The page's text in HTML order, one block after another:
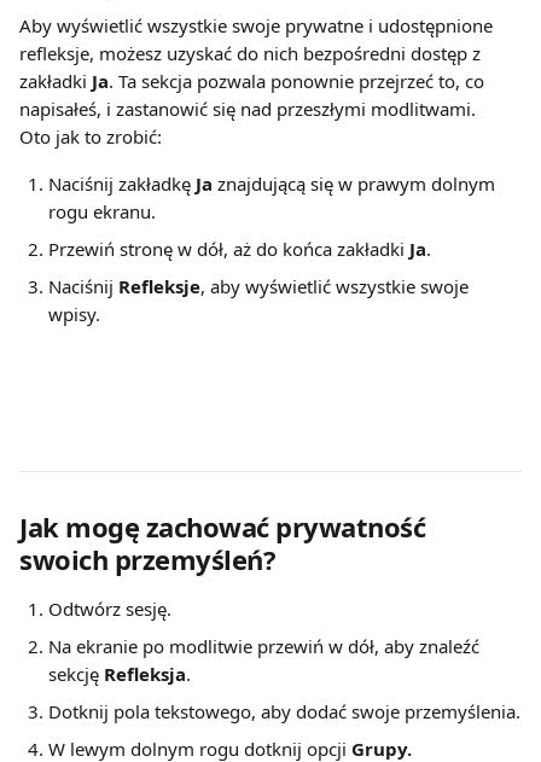
Aby wyświetlić wszystkie swoje prywatne i udostępnione
refleksje, możesz uzyskać do nich bezpośredni dostęp z
zakładki Ja. Ta sekcja pozwala ponownie przejrzeć to, co
napisałeś, i zastanowić się nad przeszłymi modlitwami.
Oto jak to zrobić:
Naciśnij zakładkę Ja znajdującą się w prawym dolnym
rogu ekranu.
Przewiń stronę w dół, aż do końca zakładki Ja.
Naciśnij Refleksje, aby wyświetlić wszystkie swoje
wpisy.
Jak mogę zachować prywatność
swoich przemyśleń?
Odtwórz sesję.
Na ekranie po modlitwie przewiń w dół, aby znaleźć
sekcję Refleksja.
Dotknij pola tekstowego, aby dodać swoje przemyślenia.
W lewym dolnym rogu dotknij opcji Grupy.